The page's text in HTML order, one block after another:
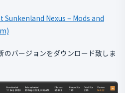
Sunkenland Nexus – Mods and
バージョンをダウンロード致しま